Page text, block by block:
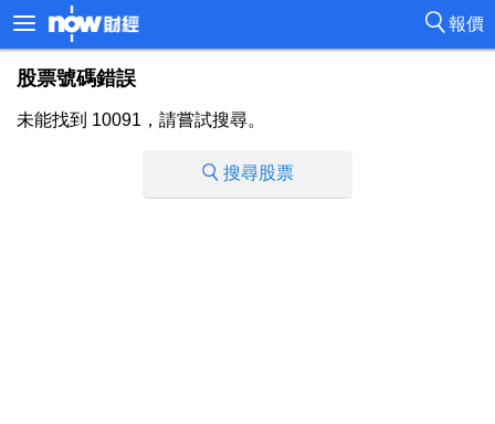
報價
股票號碼錯誤
未能找到 10091，請嘗試搜尋。
搜尋股票